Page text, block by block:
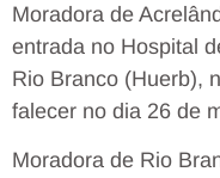
Moradora de
entrada no Hospital
Rio Branco (Huerb),
falecer no dia 26 de
Moradora de Rio